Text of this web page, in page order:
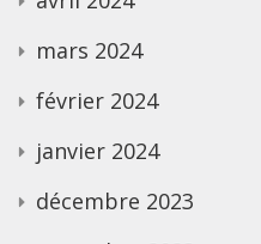
mars 2024
février 2024
janvier 2024
décembre 2023